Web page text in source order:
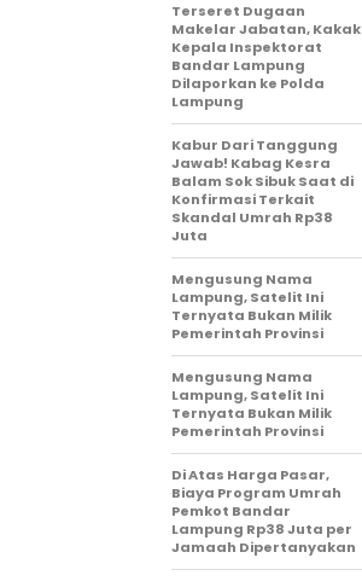
Terseret Dugaan
Makelar Jabatan, Kakak
Kepala Inspektorat
Bandar Lampung
Dilaporkan ke Polda
Lampung
Kabur Dari Tanggung
Jawab! Kabag Kesra
Balam Sok Sibuk Saat di
Konfirmasi Terkait
Skandal Umrah Rp38
Juta
Mengusung Nama
Lampung, Satelit Ini
Ternyata Bukan Milik
Pemerintah Provinsi
Mengusung Nama
Lampung, Satelit Ini
Ternyata Bukan Milik
Pemerintah Provinsi
Di Atas Harga Pasar,
Biaya Program Umrah
Pemkot Bandar
Lampung Rp38 Juta per
Jamaah Dipertanyakan